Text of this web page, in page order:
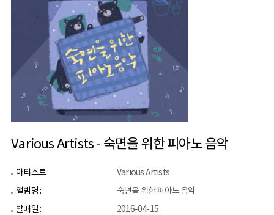
Various Artists - 숙면을 위한 피아노 음악
아티스트 :
Various Artists
앨범명 :
숙면을 위한 피아노 음악
발매일 :
2016-04-15